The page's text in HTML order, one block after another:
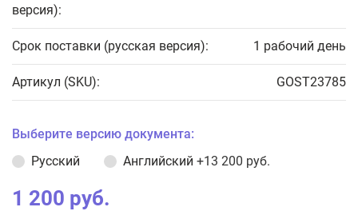
версия):
Срок поставки (русская версия): 1 рабочий день
Артикул (SKU): GOST23785
Выберите версию документа:
Русский
Английский +13 200 руб.
1 200 руб.